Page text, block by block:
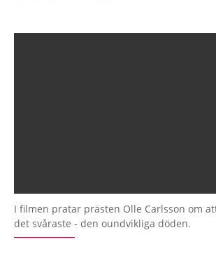
I filmen pratar prästen Olle Carlsson om
det svåraste - den oundvikliga döden.